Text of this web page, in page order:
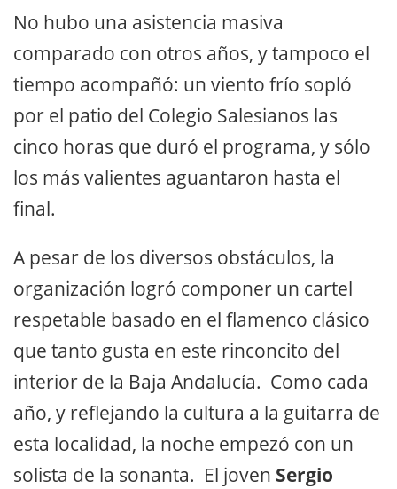
No hubo una asistencia masiva
comparado con otros años, y tampoco el
tiempo acompañó: un viento frío sopló
por el patio del Colegio Salesianos las
cinco horas que duró el programa, y sólo
los más valientes aguantaron hasta el
final.
A pesar de los diversos obstáculos, la
organización logró componer un cartel
respetable basado en el flamenco clásico
que tanto gusta en este rinconcito del
interior de la Baja Andalucía. Como cada
año, y reflejando la cultura a la guitarra de
esta localidad, la noche empezó con un
solista de la sonanta. El joven Sergio